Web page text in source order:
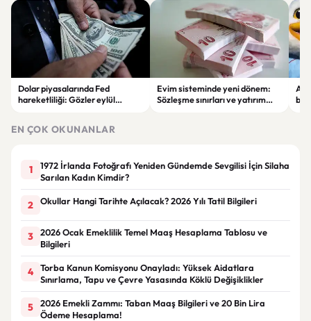
Dolar piyasalarında Fed
hareketliliği: Gözler eylül
Evim sisteminde yeni dönem:
Sözleşme sınırları ve yatırım
EN ÇOK OKUNANLAR
1
1972 İrlanda Fotoğrafı Yeniden Gündemde Sevgilisi İçin Silaha
Sarılan Kadın Kimdir?
2 Okullar Hangi Tarihte Açılacak? 2026 Yılı Tatil Bilgileri
3
2026 Ocak Emeklilik Temel Maaş Hesaplama Tablosu ve
Bilgileri
4
Torba Kanun Komisyonu Onayladı: Yüksek Aidatlara
Sınırlama, Tapu ve Çevre Yasasında Köklü Değişiklikler
5
2026 Emekli Zammı: Taban Maaş Bilgileri ve 20 Bin Lira
Ödeme Hesaplama!